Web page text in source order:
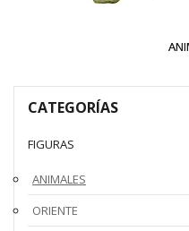
CATEGORÍAS
FIGURAS
ANIMALES
ORIENTE